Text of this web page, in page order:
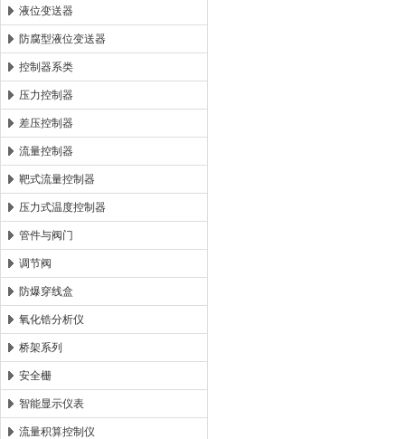
液位变送器
防腐型液位变送器
控制器系类
压力控制器
差压控制器
流量控制器
靶式流量控制器
压力式温度控制器
管件与阀门
调节阀
防爆穿线盒
氧化锆分析仪
桥架系列
安全栅
智能显示仪表
流量积算控制仪